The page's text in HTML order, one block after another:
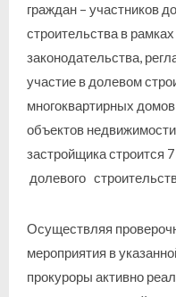
граждан – участников
строительства в
законодательства,
участие в долевом
многоквартирных
объектов
застройщика строится
долевого
Осуществляя
мероприятия в
прокуроры активно